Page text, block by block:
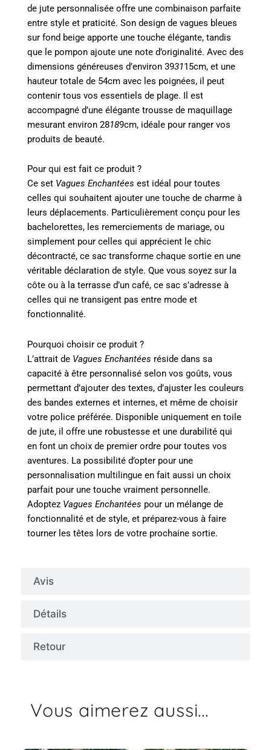
Avis
Détails
Retour
de jute personnalisée offre une combinaison parfaite
entre style et praticité. Son design de vagues bleues
sur fond beige apporte une touche élégante, tandis
que le pompon ajoute une note d’originalité. Avec des
dimensions généreuses d’environ 393115cm, et une
hauteur totale de 54cm avec les poignées, il peut
contenir tous vos essentiels de plage. Il est
accompagné d’une élégante trousse de maquillage
mesurant environ 28189cm, idéale pour ranger vos
produits de beauté.
Pour qui est fait ce produit ?
Ce set Vagues Enchantées est idéal pour toutes
celles qui souhaitent ajouter une touche de charme à
leurs déplacements. Particulièrement conçu pour les
bachelorettes, les remerciements de mariage, ou
simplement pour celles qui apprécient le chic
décontracté, ce sac transforme chaque sortie en une
véritable déclaration de style. Que vous soyez sur la
côte ou à la terrasse d’un café, ce sac s’adresse à
celles qui ne transigent pas entre mode et
fonctionnalité.
Pourquoi choisir ce produit ?
L’attrait de Vagues Enchantées réside dans sa
capacité à être personnalisé selon vos goûts, vous
permettant d’ajouter des textes, d’ajuster les couleurs
des bandes externes et internes, et même de choisir
votre police préférée. Disponible uniquement en toile
de jute, il offre une robustesse et une durabilité qui
en font un choix de premier ordre pour toutes vos
aventures. La possibilité d’opter pour une
personnalisation multilingue en fait aussi un choix
parfait pour une touche vraiment personnelle.
Adoptez Vagues Enchantées pour un mélange de
fonctionnalité et de style, et préparez-vous à faire
tourner les têtes lors de votre prochaine sortie.
Vous aimerez aussi...